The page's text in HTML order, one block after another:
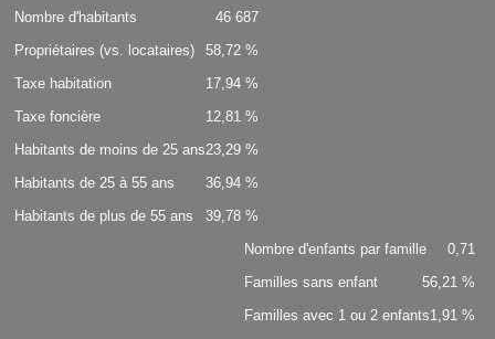
Nombre d'habitants
46 687
Propriétaires (vs. locataires)
58,72 %
Taxe habitation
17,94 %
Taxe foncière
12,81 %
Habitants de moins de 25 ans23,29 %
Habitants de 25 à 55 ans
36,94 %
Habitants de plus de 55 ans
39,78 %
Nombre d'enfants par famille
0,71
Familles sans enfant
56,21 %
Familles avec 1 ou 2 enfants1,91 %